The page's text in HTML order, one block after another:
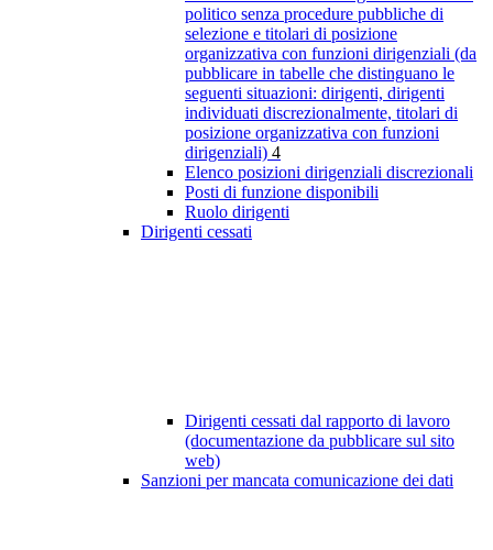
politico senza procedure pubbliche di
selezione e titolari di posizione
organizzativa con funzioni dirigenziali (da
pubblicare in tabelle che distinguano le
seguenti situazioni: dirigenti, dirigenti
individuati discrezionalmente, titolari di
posizione organizzativa con funzioni
dirigenziali) 4
Elenco posizioni dirigenziali discrezionali
Posti di funzione disponibili
Ruolo dirigenti
Dirigenti cessati
Dirigenti cessati dal rapporto di lavoro
(documentazione da pubblicare sul sito
web)
Sanzioni per mancata comunicazione dei dati